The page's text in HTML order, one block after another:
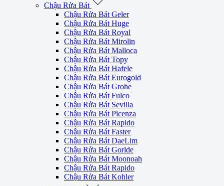
Chậu Rửa Bát
Chậu Rửa Bát Geler
Chậu Rửa Bát Huge
Chậu Rửa Bát Royal
Chậu Rửa Bát Mirolin
Chậu Rửa Bát Malloca
Chậu Rửa Bát Topy
Chậu Rửa Bát Hafele
Chậu Rửa Bát Eurogold
Chậu Rửa Bát Grohe
Chậu Rửa Bát Fulco
Chậu Rửa Bát Sevilla
Chậu Rửa Bát Picenza
Chậu Rửa Bát Rapido
Chậu Rửa Bát Faster
Chậu Rửa Bát DaeLim
Chậu Rửa Bát Gorlde
Chậu Rửa Bát Moonoah
Chậu Rửa Bát Rapido
Chậu Rửa Bát Kohler